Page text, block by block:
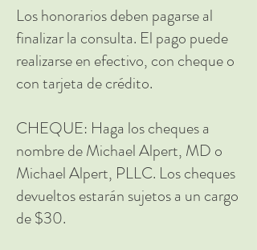
Los honorarios deben pagarse al
finalizar la consulta. El pago puede
realizarse en efectivo, con cheque o
con tarjeta de crédito.
CHEQUE: Haga los cheques a
nombre de Michael Alpert, MD o
Michael Alpert, PLLC. Los cheques
devueltos estarán sujetos a un cargo
de $30.